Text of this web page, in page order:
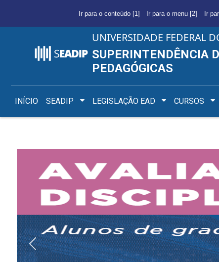
Ir para o conteúdo [1] Ir para o menu [2] Ir
UNIVERSIDADE FEDERAL
SUPERINTENDÊNCIA
PEDAGÓGICAS
INÍCIO SEADIP LEGISLAÇÃO EAD CURSOS
Previous